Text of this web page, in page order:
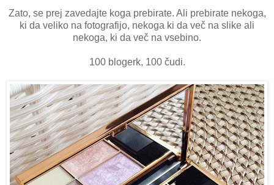
Zato, se prej zavedajte koga prebirate. Ali prebirate nekoga,
ki da veliko na fotografijo, nekoga ki da več na slike ali
nekoga, ki da več na vsebino.
100 blogerk, 100 čudi.